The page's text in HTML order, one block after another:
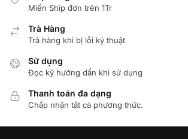
Miển Ship đơn trên 1Tr
Trà Hàng
Trả hàng khi bị lỗi kỷ thuật
Sử dụng
Đọc kỹ hướng dẩn khi sử dụng
Thanh toán đa dạng
Chấp nhận tất cả phương thức.